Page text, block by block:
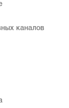
каналов